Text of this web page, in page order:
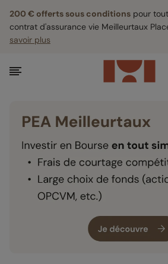
200 € offerts sous conditions pour
contrat d'assurance vie Meilleurtaux
savoir plus